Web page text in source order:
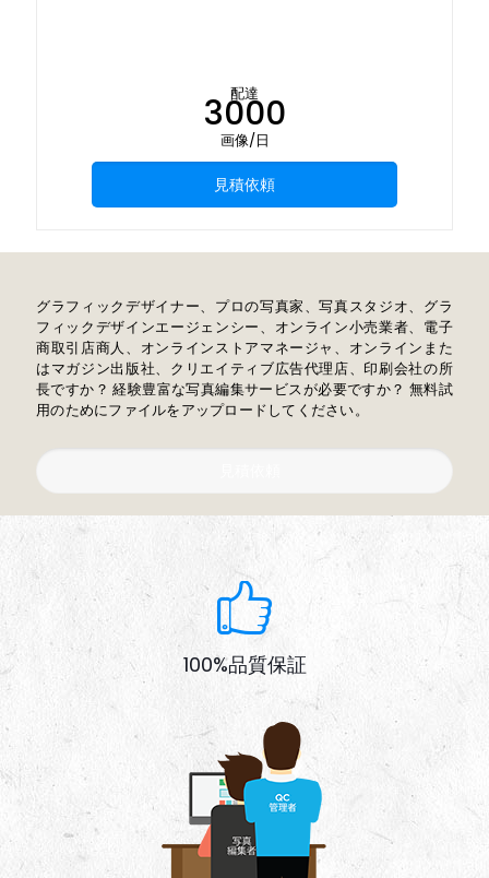
配達
3000
画像/日
見積依頼
グラフィックデザイナー、プロの写真家、写真スタジオ、グラ
フィックデザインエージェンシー、オンライン小売業者、電子
商取引店商人、オンラインストアマネージャ、オンラインまた
はマガジン出版社、クリエイティブ広告代理店、印刷会社の所
長ですか？ 経験豊富な写真編集サービスが必要ですか？ 無料試
用のためにファイルをアップロードしてください。
100%品質保証